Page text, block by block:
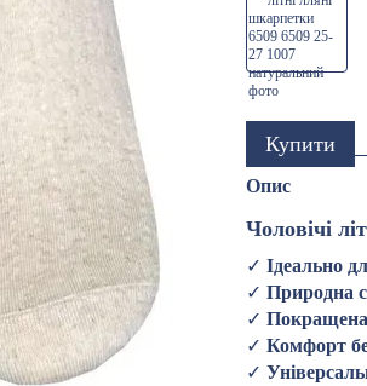
Купити
Опис
Чоловічі
✓ Ідеально
✓ Природна
✓ Покращена
✓ Комфорт
✓